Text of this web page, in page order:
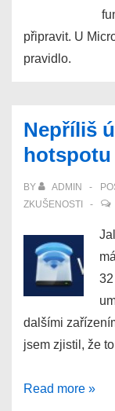
připravit. U
pravidlo.
Nepříliš
hotspotu
BY ADMIN
ZKUŠENOSTI
dalšími
jsem zjistil, že
Nepříliš
Read more »